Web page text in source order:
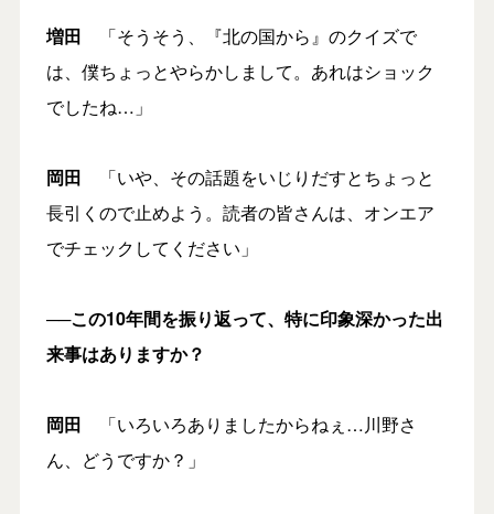
増田 「そうそう、『北の国から』のクイズで
は、僕ちょっとやらかしまして。あれはショック
でしたね…」
岡田 「いや、その話題をいじりだすとちょっと
長引くので止めよう。読者の皆さんは、オンエア
でチェックしてください」
──この10年間を振り返って、特に印象深かった出
来事はありますか？
岡田 「いろいろありましたからねぇ…川野さ
ん、どうですか？」